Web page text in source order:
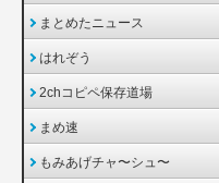
まとめたニュース
はれぞう
2chコピペ保存道場
まめ速
もみあげチャ〜シュ〜